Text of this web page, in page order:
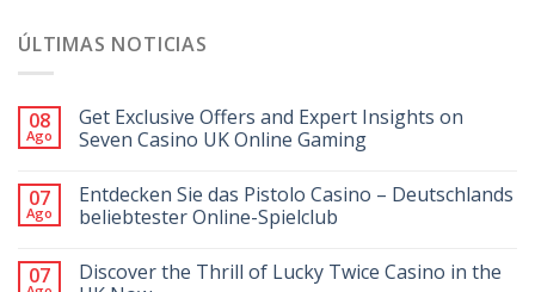
ÚLTIMAS NOTICIAS
08
Ago
Get Exclusive Offers and Expert Insights on
Seven Casino UK Online Gaming
07
Ago
Entdecken Sie das Pistolo Casino – Deutschlands
beliebtester Online-Spielclub
07
Discover the Thrill of Lucky Twice Casino in the